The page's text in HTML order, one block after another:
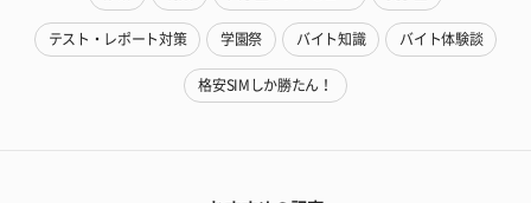
テスト・レポート対策 学園祭 バイト知識 バイト体験談
格安SIMしか勝たん！